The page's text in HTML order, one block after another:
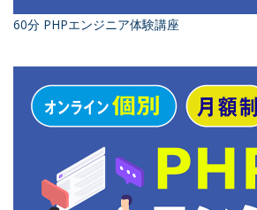
60分 PHPエンジニア体験講座